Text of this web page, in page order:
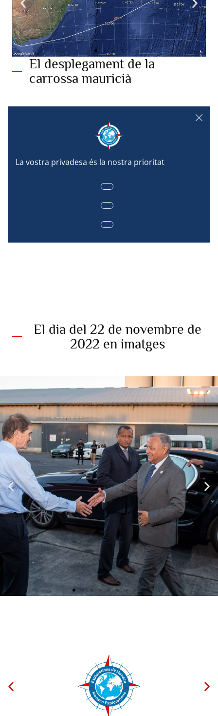
El desplegament de la
carrossa mauricià
La carrossa cedida a Maurici pel Principat de Mònaco va
ser desplegada al final de la tarda del 25 de novembre de
2022 per Céline Dimier i Vincent Taillandier, els dos
membres de l’equip BGC Argo d’Hervé Claustre, que van
romandre a bord per dur a terme l’última. operacions de
desplegament previstes en el viatge de tornada a Ciutat
recorregut i es realitzaran tres Rosetes/CTD. Una trentena
de carrosses hauran arribat a l’oceà Índic i permetran una
zona, que fins aleshores estava poc equipada abans de la
El dia del 22 de novembre de
2022 en imatges